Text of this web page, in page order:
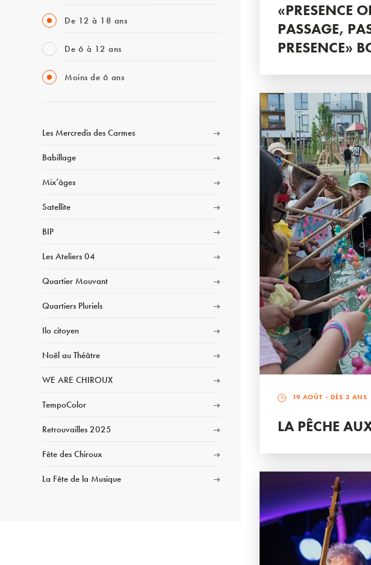
De 12 à 18 ans
De 6 à 12 ans
Moins de 6 ans
Les Mercredis des Carmes
Babillage
Mix’âges
Satellite
BIP
Les Ateliers 04
Quartier Mouvant
Quartiers Pluriels
Ilo citoyen
Noël au Théâtre
WE ARE CHIROUX
TempoColor
Retrouvailles 2025
Fête des Chiroux
La Fête de la Musique
«PRESENCE
PASSAGE,
PRESENCE»
19 AOÛT - DÈS 3 ANS
LA PÊCHE